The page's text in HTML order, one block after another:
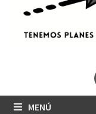
MENÚ